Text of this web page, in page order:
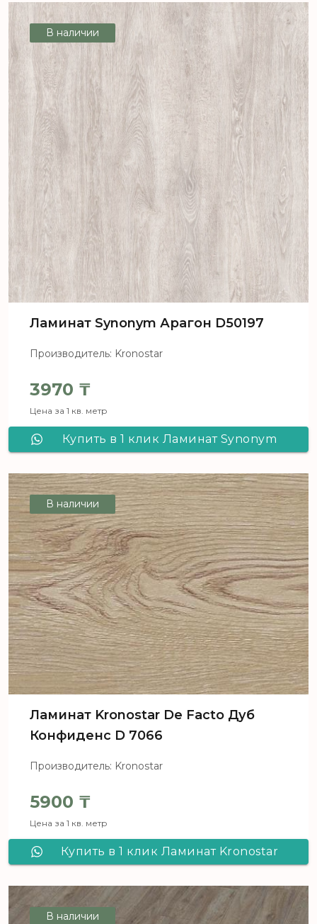
В наличии
Ламинат Synonym Арагон D50197
Производитель: Kronostar
3970 ₸
Цена за 1 кв. метр
Купить в 1 клик Ламинат Synonym
В наличии
Ламинат Kronostar De Facto Дуб
Конфиденс D 7066
Производитель: Kronostar
5900 ₸
Цена за 1 кв. метр
Купить в 1 клик Ламинат Kronostar
В наличии